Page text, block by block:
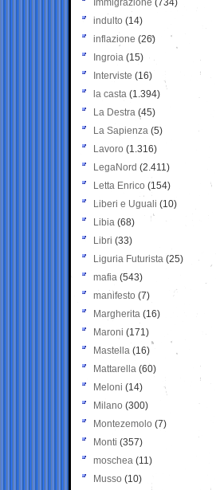
Immigrazione (734)
indulto (14)
inflazione (26)
Ingroia (15)
Interviste (16)
la casta (1.394)
La Destra (45)
La Sapienza (5)
Lavoro (1.316)
LegaNord (2.411)
Letta Enrico (154)
Liberi e Uguali (10)
Libia (68)
Libri (33)
Liguria Futurista (25)
mafia (543)
manifesto (7)
Margherita (16)
Maroni (171)
Mastella (16)
Mattarella (60)
Meloni (14)
Milano (300)
Montezemolo (7)
Monti (357)
moschea (11)
Musso (10)